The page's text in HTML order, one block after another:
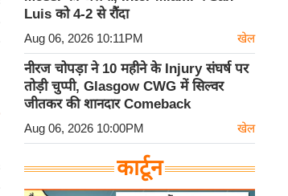
Luis को 4-2 से रौंदा
Aug 06, 2026 10:11PM खेल
नीरज चोपड़ा ने 10 महीने के Injury संघर्ष पर
तोड़ी चुप्पी, Glasgow CWG में सिल्वर
जीतकर की शानदार Comeback
Aug 06, 2026 10:00PM खेल
कार्टून